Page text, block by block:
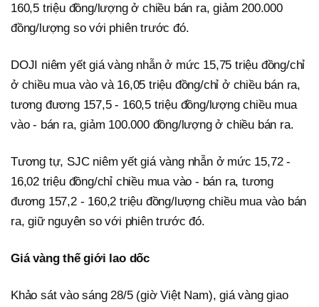
160,5 triệu đồng/lượng ở chiều bán ra, giảm 200.000
đồng/lượng so với phiên trước đó.
DOJI niêm yết giá vàng nhẫn ở mức 15,75 triệu đồng/chỉ
ở chiều mua vào và 16,05 triệu đồng/chỉ ở chiều bán ra,
tương đương 157,5 - 160,5 triệu đồng/lượng chiều mua
vào - bán ra, giảm 100.000 đồng/lượng ở chiều bán ra.
Tương tự, SJC niêm yết giá vàng nhẫn ở mức 15,72 -
16,02 triệu đồng/chỉ chiều mua vào - bán ra, tương
đương 157,2 - 160,2 triệu đồng/lượng chiều mua vào bán
ra, giữ nguyên so với phiên trước đó.
Giá vàng thế giới lao dốc
Khảo sát vào sáng 28/5 (giờ Việt Nam), giá vàng giao